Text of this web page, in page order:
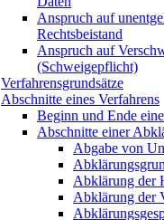
Anspruch auf
Rechtsbeistand
Anspruch auf
(Schweigepflicht)
Verfahrensgrundsätze
Abschnitte eines Verfahrens
Beginn und Ende
Abschnitte einer
Abgabe von
Abklärung der
Abklärung der